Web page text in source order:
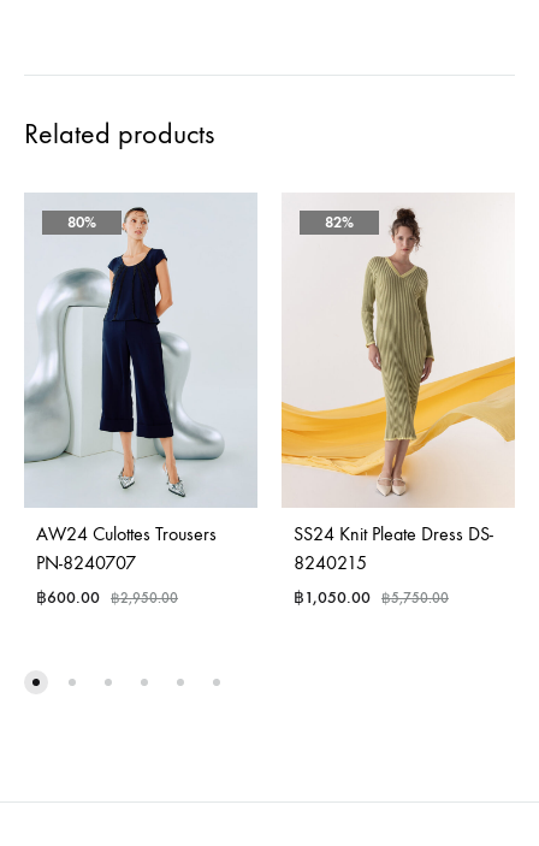
Related products
80%
AW24 Culottes Trousers
PN-8240707
฿600.00 ฿2,950.00
82%
SS24 Knit Pleate Dress DS-
8240215
฿1,050.00 ฿5,750.00